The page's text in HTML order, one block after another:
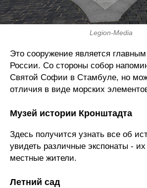
Legion-Media
Это сооружение является
России. Со стороны собор
Святой Софии в Стамбуле, но
отличия в виде морских
Музей истории Кронштадта
Здесь получится узнать все об
увидеть различные экспонаты -
местные жители.
Летний сад